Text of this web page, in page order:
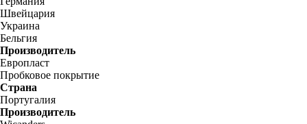
Швейцария
Украина
Бельгия
Производитель
Европласт
Пробковое покрытие
Страна
Португалия
Производитель